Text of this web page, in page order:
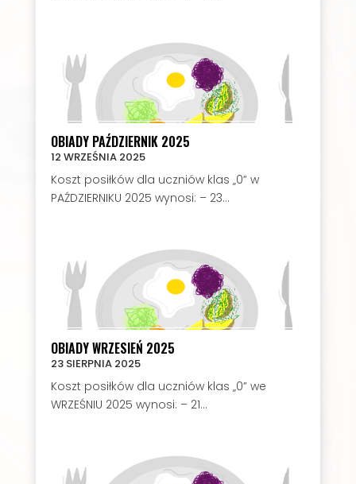
OBIADY PAŹDZIERNIK 2025
12 WRZEŚNIA 2025
Koszt posiłków dla uczniów klas „0” w
PAŹDZIERNIKU 2025 wynosi: – 23...
OBIADY WRZESIEŃ 2025
23 SIERPNIA 2025
Koszt posiłków dla uczniów klas „0” we
WRZEŚNIU 2025 wynosi: – 21...